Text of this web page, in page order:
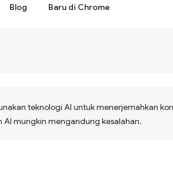
Blog Baru di Chrome
teknologi AI untuk menerjemahkan
AI mungkin mengandung kesalahan.